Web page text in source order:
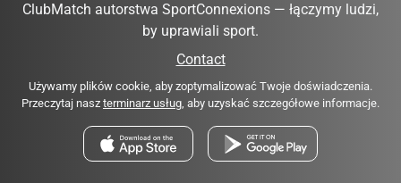
ClubMatch autorstwa SportConnexions — łączymy ludzi,
by uprawiali sport.
Contact
Używamy plików cookie, aby zoptymalizować Twoje doświadczenia.
Przeczytaj nasz terminarz usług, aby uzyskać szczegółowe informacje.